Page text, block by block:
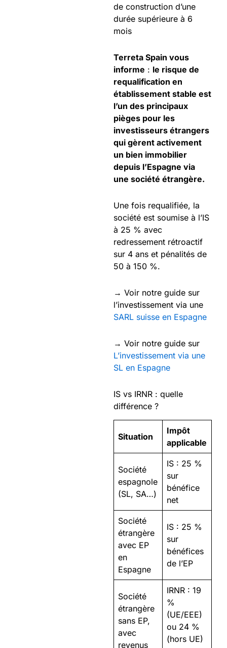
de construction d’une
durée supérieure à 6
mois
Terreta Spain vous
informe : le risque de
requalification en
établissement stable est
l’un des principaux
pièges pour les
investisseurs étrangers
qui gèrent activement
un bien immobilier
depuis l’Espagne via
une société étrangère.
Une fois requalifiée, la
société est soumise à l’IS
à 25 % avec
redressement rétroactif
sur 4 ans et pénalités de
50 à 150 %.
→ Voir notre guide sur
l’investissement via une
SARL suisse en Espagne
→ Voir notre guide sur
L’investissement via une
SL en Espagne
IS vs IRNR : quelle
différence ?
Situation
Impôt
applicable
Société
espagnole
(SL, SA…)
IS : 25 %
sur
bénéfice
net
Société
étrangère
avec EP
en
Espagne
IS : 25 %
sur
bénéfices
de l’EP
Société
étrangère
sans EP,
avec
revenus
IRNR : 19
%
(UE/EEE)
ou 24 %
(hors UE)